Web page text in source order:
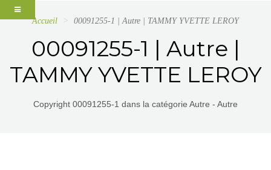
Accueil 00091255-1 | Autre | TAMMY YVETTE LEROY
00091255-1 | Autre |
TAMMY YVETTE LEROY
Copyright 00091255-1 dans la catégorie Autre - Autre